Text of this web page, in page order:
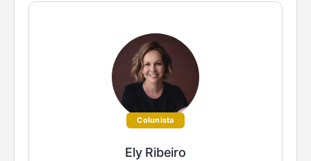
Colunista
Ely Ribeiro